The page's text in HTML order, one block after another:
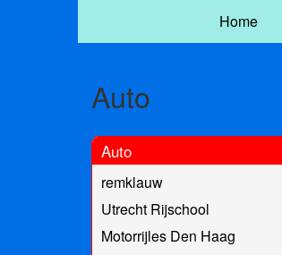
Home
Auto
Auto
remklauw
Utrecht Rijschool
Motorrijles Den Haag